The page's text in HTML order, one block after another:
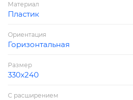
Материал
Пластик
Ориентация
Горизонтальная
Размер
330х240
С расширением